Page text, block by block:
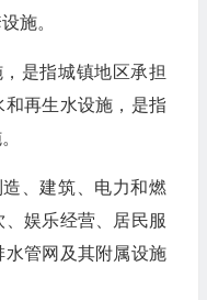
施。
是指城镇地区承担
再生水设施，是指
、建筑、电力和燃
娱乐经营、居民服
管网及其附属设施